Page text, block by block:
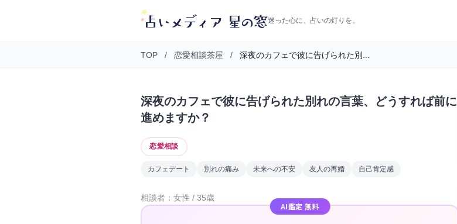
迷った心に、占いの灯りを。
TOP / 恋愛相談茶屋 / 深夜のカフェで彼に告げられた別...
深夜のカフェで彼に告げられた別れの言葉、どうすれば前に
進めますか？
恋愛相談
カフェデート 別れの痛み 未来への不安 友人の再婚 自己肯定感
相談者：女性 / 35歳
AI鑑定 無料